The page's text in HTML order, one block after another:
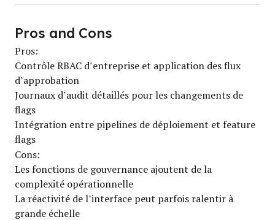
Pros and Cons
Pros:
Contrôle RBAC d’entreprise et application des flux
d’approbation
Journaux d’audit détaillés pour les changements de
flags
Intégration entre pipelines de déploiement et feature
flags
Cons:
Les fonctions de gouvernance ajoutent de la
complexité opérationnelle
La réactivité de l’interface peut parfois ralentir à
grande échelle